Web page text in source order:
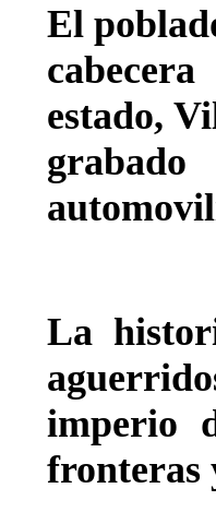
El
estado,
La
imperio
fronteras